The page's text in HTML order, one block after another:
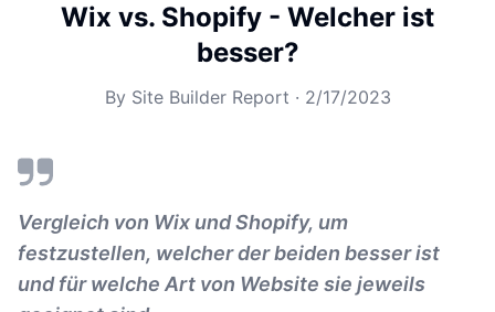
Wix vs. Shopify - Welcher ist
besser?
By Site Builder Report · 2/17/2023
Vergleich von Wix und Shopify, um
festzustellen, welcher der beiden besser ist
und für welche Art von Website sie jeweils